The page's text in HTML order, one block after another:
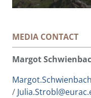
MEDIA CONTACT
Margot
/